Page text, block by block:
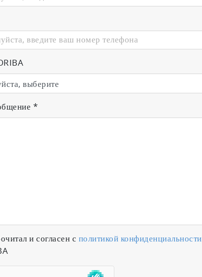
*
и согласен с политикой конфиденциальности